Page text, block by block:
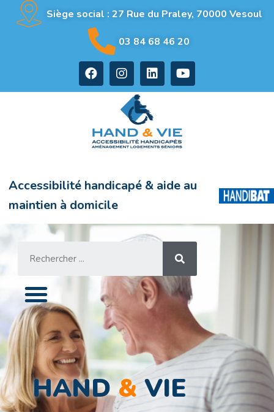
Siège social : 27 Rue du Praley, 70000 Vesoul
03 84 68 46 20
Accessibilité handicapé & aide au
maintien à domicile
HAND&VIE